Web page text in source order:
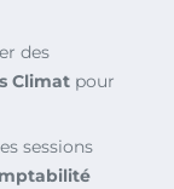
des
Climat pour
sessions